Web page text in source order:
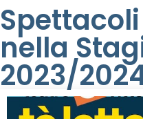
nella
2023/